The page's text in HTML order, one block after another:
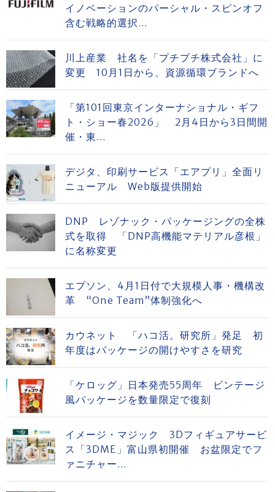
イノベーションのパーシャル・スピンオフ
含む戦略的選択...
川上産業 社名を「プチプチ株式会社」に
変更 10月1日から、資源循環ブランドへ
「第101回東京インターナショナル・ギフ
ト・ショー春2026」 2月4日から3日間開
催・東...
デジタ、印刷サービス「エアプリ」全面リ
ニューアル Web版提供開始
DNP レゾナック・パッケージングの全株
式を取得 「DNP高機能マテリアル彦根」
に名称変更
エプソン、4月1日付で大規模人事・機構改
革 “One Team”体制強化へ
カウネット 「ハコ活。研究所」発足 初
年度はパッケージの開けやすさを研究
「ケロッグ」日本発売55周年 ビンテージ
風パッケージを数量限定で復刻
イメージ・マジック 3Dフィギュアサービ
ス「3DME」富山県初開催 お盆限定でフ
ァニチャー...